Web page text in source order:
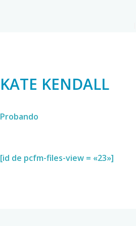
KATE KENDALL
Probando
[id de pcfm-files-view = «23»]